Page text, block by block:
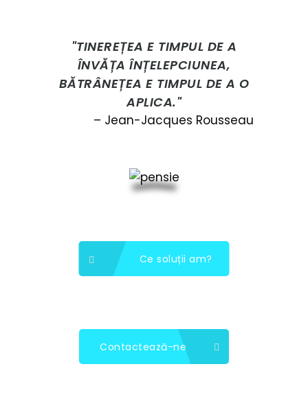
TINEREȚEA E TIMPUL DE A
ÎNVĂȚA ÎNȚELEPCIUNEA,
BĂTRÂNEȚEA E TIMPUL DE A O
APLICA.
– Jean-Jacques Rousseau
Ce soluții am?
Contactează-ne